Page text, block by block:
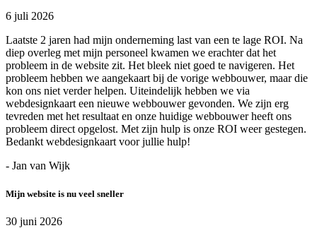
6 juli 2026
Laatste 2 jaren had mijn onderneming last van een te lage ROI. Na
diep overleg met mijn personeel kwamen we erachter dat het
probleem in de website zit. Het bleek niet goed te navigeren. Het
probleem hebben we aangekaart bij de vorige webbouwer, maar die
kon ons niet verder helpen. Uiteindelijk hebben we via
webdesignkaart een nieuwe webbouwer gevonden. We zijn erg
tevreden met het resultaat en onze huidige webbouwer heeft ons
probleem direct opgelost. Met zijn hulp is onze ROI weer gestegen.
Bedankt webdesignkaart voor jullie hulp!
- Jan van Wijk
Mijn website is nu veel sneller
30 juni 2026